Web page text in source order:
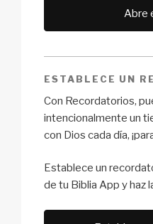
Abre
ESTABLECE UN
Con Recordatorios,
intencionalmente un
con Dios cada día,
Establece un
de tu Biblia App y haz